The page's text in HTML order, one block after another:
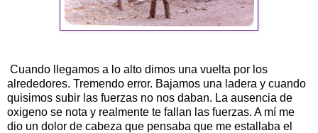
Cuando llegamos a lo alto dimos una vuelta por los
alrededores. Tremendo error. Bajamos una ladera y cuando
quisimos subir las fuerzas no nos daban. La ausencia de
oxigeno se nota y realmente te fallan las fuerzas. A mí me
dio un dolor de cabeza que pensaba que me estallaba el